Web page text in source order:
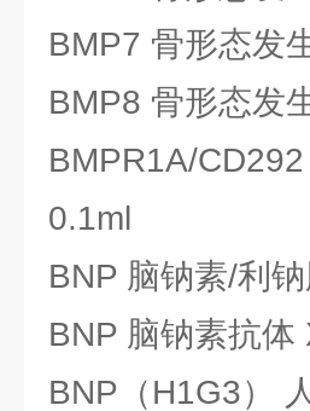
BMP7 骨形态发
BMP8 骨形态发
BMPR1A/
0.1ml
BNP 脑钠素/利
BNP 脑钠素抗
BNP（H1G3）